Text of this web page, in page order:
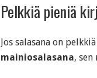
Pelkkiä pieniä
Jos salasana on
mainiosalasana,